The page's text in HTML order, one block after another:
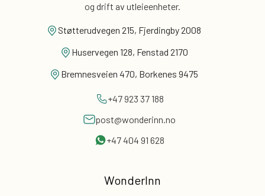
og drift av utleieenheter.
Støtterudvegen 215, Fjerdingby 2008
Huservegen 128, Fenstad 2170
Bremnesveien 470, Borkenes 9475
+47 923 37 188
post@wonderinn.no
+47 404 91 628
WonderInn